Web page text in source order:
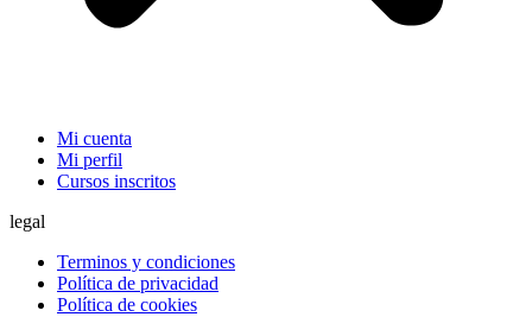
Mi cuenta
Mi perfil
Cursos inscritos
legal
Terminos y condiciones
Política de privacidad
Política de cookies